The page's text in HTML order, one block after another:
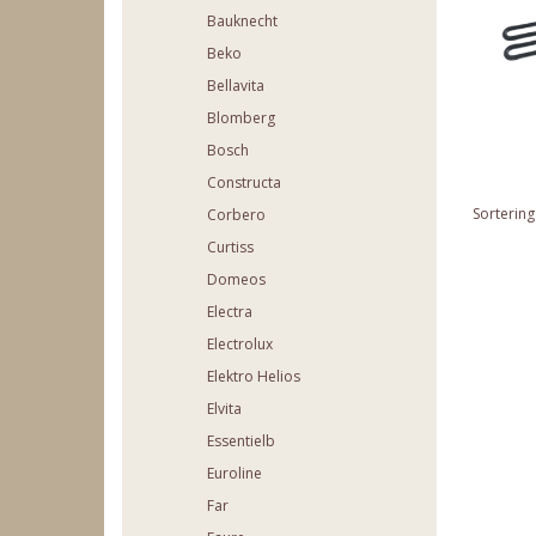
Bauknecht
Beko
Bellavita
Blomberg
Bosch
Constructa
Corbero
Curtiss
Domeos
Electra
Electrolux
Elektro Helios
Elvita
Essentielb
Euroline
Far